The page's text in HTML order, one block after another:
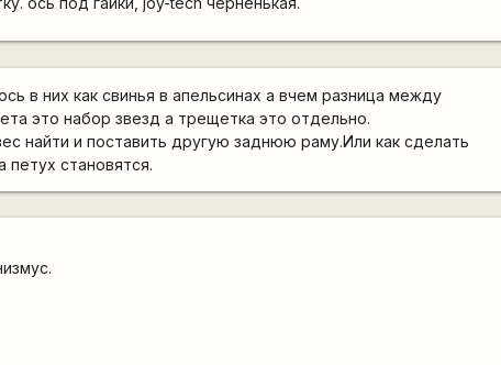
в них как свинья в апельсинах а вчем разница между
это набор звезд а трещетка это отдельно.
найти и поставить другую заднюю раму.Или как сделать
становятся.